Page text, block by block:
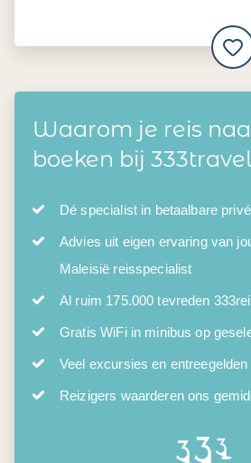
Waarom je reis
boeken bij
Dé specialist in betaalbare
Advies uit eigen ervaring van
Maleisië reisspecialist
Al ruim 175.000 tevreden
Gratis WiFi in minibus op
Veel excursies en
Reizigers waarderen ons